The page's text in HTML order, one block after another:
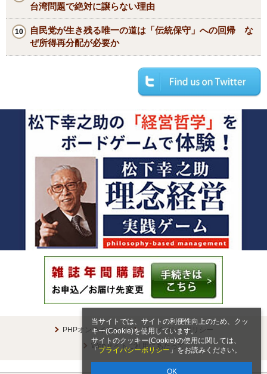
当サイトでは、サイトの利便性向上のため、クッ
キー(Cookie)を使用しています。
サイトのクッキー(Cookie)の使用に関しては、
「 プライバシーポリシー 」をお読みください。
OK
台湾問題で絶対に譲らない理由
自民党が生き残る唯一の道は「伝統保守」への回帰 な
ぜ所得再分配が必要か
PHPオンラインとは
プライバシーポリシー
Webサイトご利用にあたって